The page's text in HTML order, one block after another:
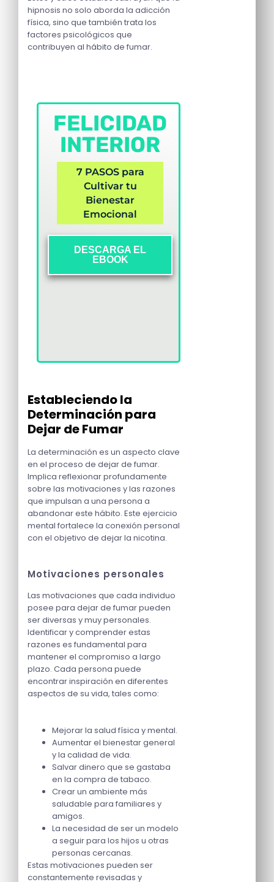
hipnosis no solo aborda la adicción
física, sino que también trata los
factores psicológicos que
contribuyen al hábito de fumar.
FELICIDAD
INTERIOR
7 PASOS para
Cultivar tu
Bienestar
Emocional
DESCARGA EL
EBOOK
Estableciendo la
Determinación para
Dejar de Fumar
La determinación es un aspecto clave
en el proceso de dejar de fumar.
Implica reflexionar profundamente
sobre las motivaciones y las razones
que impulsan a una persona a
abandonar este hábito. Este ejercicio
mental fortalece la conexión personal
con el objetivo de dejar la nicotina.
Motivaciones personales
Las motivaciones que cada individuo
posee para dejar de fumar pueden
ser diversas y muy personales.
Identificar y comprender estas
razones es fundamental para
mantener el compromiso a largo
plazo. Cada persona puede
encontrar inspiración en diferentes
aspectos de su vida, tales como:
Mejorar la salud física y mental.
Aumentar el bienestar general
y la calidad de vida.
Salvar dinero que se gastaba
en la compra de tabaco.
Crear un ambiente más
saludable para familiares y
amigos.
La necesidad de ser un modelo
a seguir para los hijos u otras
personas cercanas.
Estas motivaciones pueden ser
constantemente revisadas y